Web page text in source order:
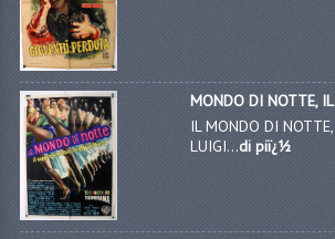
MONDO DI NOTTE, IL
IL MONDO DI NOTTE,
LUIGI...di piï¿½